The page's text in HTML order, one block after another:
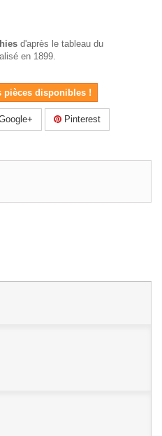
d'après le tableau du
en 1899.
pièces disponibles !
Pinterest